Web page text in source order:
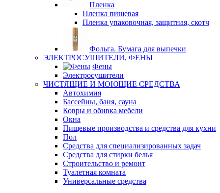
Пленка
Пленка пищевая
Пленка упаковочная, защитная, скотч
Фольга. Бумага для выпечки
ЭЛЕКТРОСУШИТЕЛИ, ФЕНЫ
Фены
Электросушители
ЧИСТЯЩИЕ И МОЮЩИЕ СРЕДСТВА
Автохимия
Бассейны, баня, сауна
Ковры и обивка мебели
Окна
Пищевые производства и средства для кухни
Пол
Средства для специализированных задач
Средства для стирки белья
Строительство и ремонт
Туалетная комната
Универсальные средства